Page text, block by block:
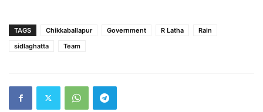
TAGS Chikkaballapur Government R Latha
Rain
sidlaghatta
Team